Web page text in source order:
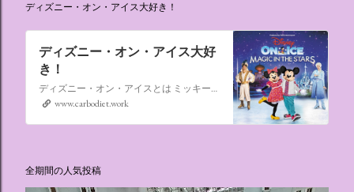
ディズニー・オン・アイス大好き！
ディズニー・オン・アイス大好
き！
ディズニー・オン・アイスとは ミッキーマウスやミニーマウスをはじめ、たくさんのディズニーキャラクターが登場し、世代を超えて愛され続けている、氷の上のミュージカルショーです。
www.carbodiet.work
全期間の人気投稿